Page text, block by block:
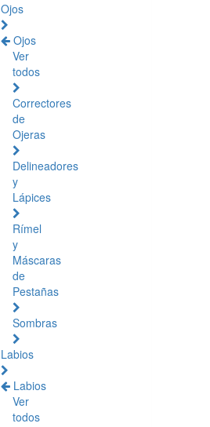
Ojos
Ojos
Ver
todos
Correctores
de
Ojeras
Delineadores
y
Lápices
Rímel
y
Máscaras
de
Pestañas
Sombras
Labios
Labios
Ver
todos